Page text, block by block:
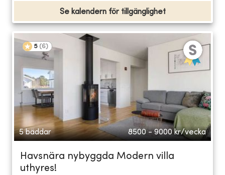
Se kalendern för tillgänglighet
5 (6)
5 bäddar 8500 - 9000 kr/vecka
Havsnära nybyggda Modern villa
uthyres!